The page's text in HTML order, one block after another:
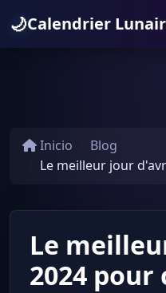
🌙Calendrier
Inicio
Blog
Le meilleur jour
Le
2024